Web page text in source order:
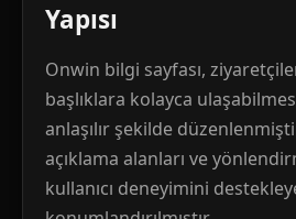
Yapısı
Onwin bilgi sayfası,
başlıklara kolayca
anlaşılır şekilde
açıklama alanları ve
kullanıcı deneyimini